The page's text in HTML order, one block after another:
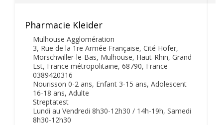
Pharmacie Kleider
Mulhouse Agglomération
3, Rue de la 1re Armée Française, Cité Hofer,
Morschwiller-le-Bas, Mulhouse, Haut-Rhin, Grand
Est, France métropolitaine, 68790, France
0389420316
Nourisson 0-2 ans, Enfant 3-15 ans, Adolescent
16-18 ans, Adulte
Streptatest
Lundi au Vendredi 8h30-12h30 / 14h-19h, Samedi
8h30-12h30